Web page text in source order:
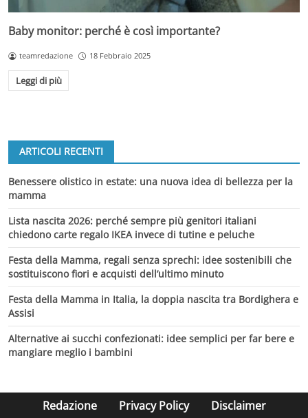
Baby monitor: perché è così importante?
teamredazione 18 Febbraio 2025
Leggi di più
ARTICOLI RECENTI
Benessere olistico in estate: una nuova idea di bellezza per la
mamma
Lista nascita 2026: perché sempre più genitori italiani
chiedono carte regalo IKEA invece di tutine e peluche
Festa della Mamma, regali senza sprechi: idee sostenibili che
sostituiscono fiori e acquisti dell’ultimo minuto
Festa della Mamma in Italia, la doppia nascita tra Bordighera e
Assisi
Alternative ai succhi confezionati: idee semplici per far bere e
mangiare meglio i bambini
Redazione Privacy Policy Disclaimer